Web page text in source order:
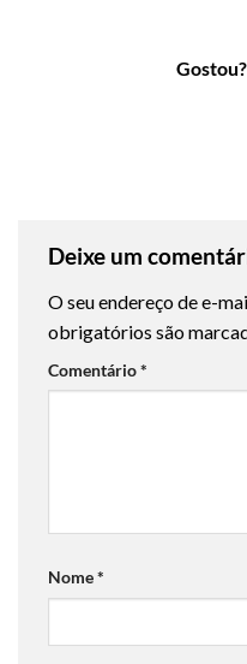
Deixe um
O seu endereço de e-
obrigatórios são
Comentário*
Nome*